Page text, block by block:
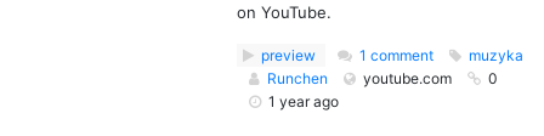
on YouTube.
preview 1 comment
muzyka
Runchen
youtube.com
0
1 year ago